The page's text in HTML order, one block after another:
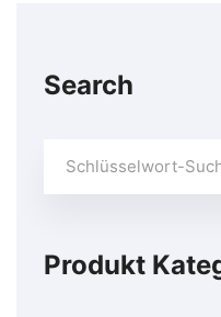
Search
Sie
Produkt